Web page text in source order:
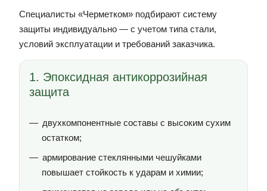
Специалисты «Черметком» подбирают систему
защиты индивидуально — с учетом типа стали,
условий эксплуатации и требований заказчика.
1. Эпоксидная антикоррозийная
защита
двухкомпонентные составы с высоким сухим
остатком;
армирование стеклянными чешуйками
повышает стойкость к ударам и химии;